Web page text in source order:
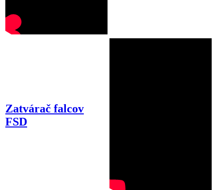
Zatvárač falcov
FSD